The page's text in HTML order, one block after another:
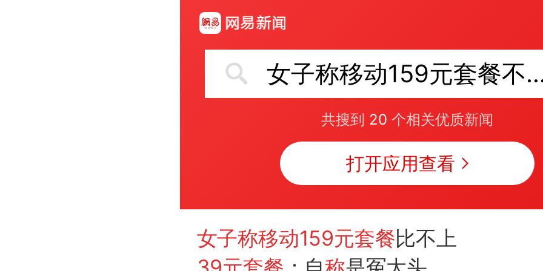
女子称移动159元
共搜到 20 个相关优质新闻
打开应用查看
女子称移动159元套餐比不上